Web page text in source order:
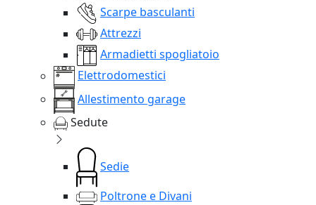
Scarpe basculanti
Attrezzi
Armadietti spogliatoio
Elettrodomestici
Allestimento garage
Sedute
Sedie
Poltrone e Divani